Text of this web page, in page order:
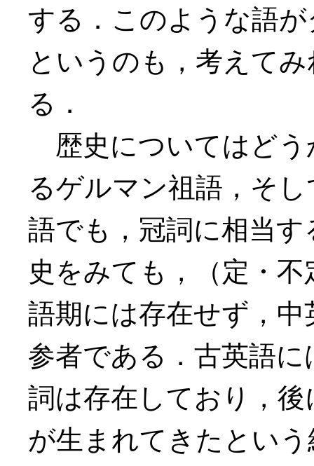
する．このような語
というのも，考えて
る．
歴史についてはどう
るゲルマン祖語，そ
語でも，冠詞に相当
史をみても，（定・
語期には存在せず，
参者である．古英語
詞は存在しており，
が生まれてきたとい